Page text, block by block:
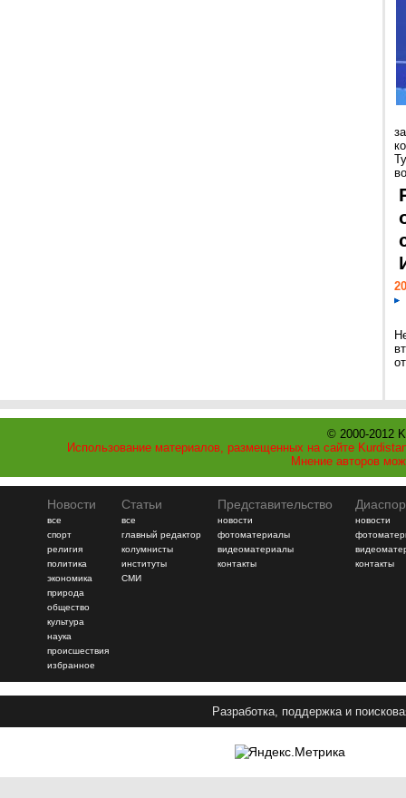
© 2000-2012
Использование материалов, размещенных на сайте
Мнение авторов
Новости
все
спорт
религия
политика
экономика
природа
общество
культура
наука
происшествия
избранное
Статьи
все
главный редактор
колумнисты
институты
СМИ
Представительство
новости
фотоматериалы
видеоматериалы
контакты
новости
контакты
Разработка, поддержка и